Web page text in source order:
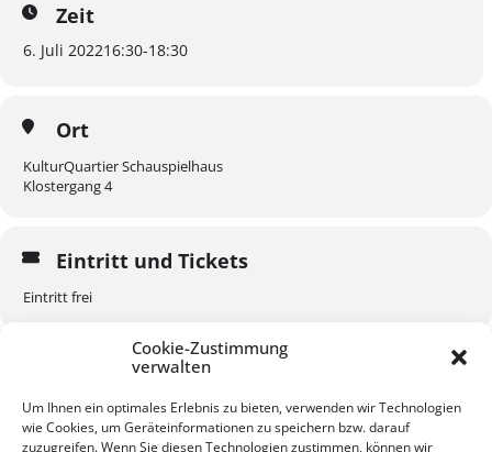
Cookie-Zustimmung
verwalten
Um Ihnen ein optimales Erlebnis zu bieten, verwenden wir Technologien
wie Cookies, um Geräteinformationen zu speichern bzw. darauf
zuzugreifen. Wenn Sie diesen Technologien zustimmen, können wir
Zeit
6. Juli 202216:30-18:30
Ort
KulturQuartier Schauspielhaus
Klostergang 4
Eintritt und Tickets
Eintritt frei
KALENDER GOOGLEKALENDER